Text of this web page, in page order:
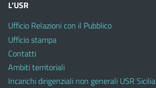
L’USR
Ufficio Relazioni con il Pubblico
Ufficio stampa
Contatti
Ambiti territoriali
Incarichi dirigenziali non generali USR Sicilia